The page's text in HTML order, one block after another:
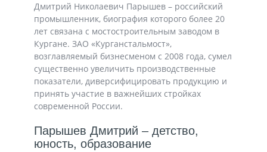
Дмитрий Николаевич Парышев – российский
промышленник, биография которого более 20
лет связана с мостостроительным заводом в
Кургане. ЗАО «Курганстальмост»,
возглавляемый бизнесменом с 2008 года, сумел
существенно увеличить производственные
показатели, диверсифицировать продукцию и
принять участие в важнейших стройках
современной России.
Парышев Дмитрий – детство,
юность, образование